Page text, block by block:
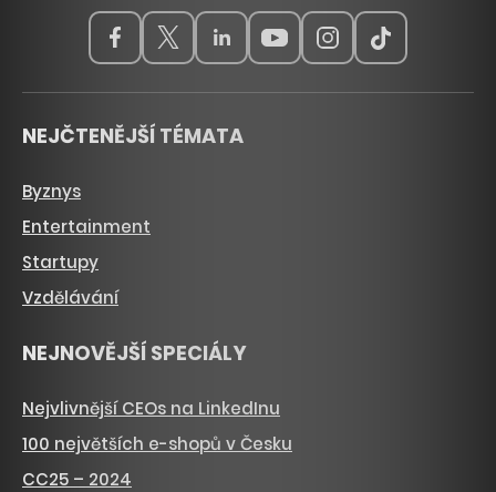
NEJČTENĚJŠÍ TÉMATA
Byznys
Entertainment
Startupy
Vzdělávání
NEJNOVĚJŠÍ SPECIÁLY
Nejvlivnější CEOs na LinkedInu
100 největších e-shopů v Česku
CC25 – 2024